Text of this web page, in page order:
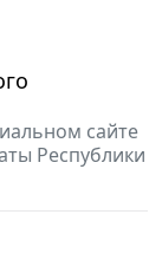
сайте
Республики